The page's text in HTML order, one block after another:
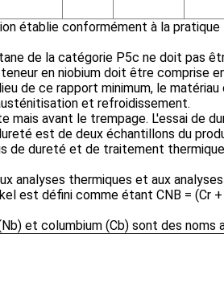
établie conformément à la
de la catégorie P5c ne doit pas
teneur en niobium doit être comprise
de ce rapport minimum, le
et refroidissement.
mais avant le trempage. L'essai de
est de deux échantillons du
de dureté et de traitement
analyses thermiques et aux
est défini comme étant CNB = (Cr
et columbium (Cb) sont des